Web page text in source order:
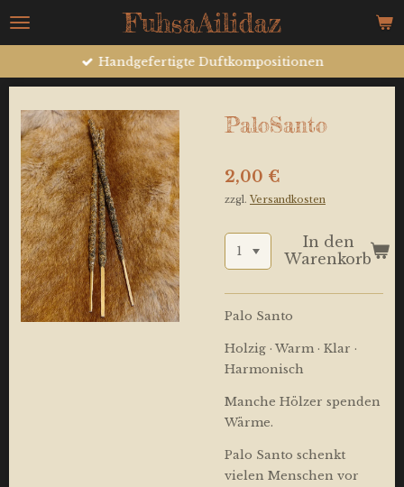
Zum
FuhsaAilidaz
Handgefertigte Duftkompositionen
PaloSanto
2,00 €
zzgl. Versandkosten
In den
Warenkorb
Palo Santo
Holzig · Warm · Klar ·
Harmonisch
Manche Hölzer spenden
Wärme.
Palo Santo schenkt
vielen Menschen vor